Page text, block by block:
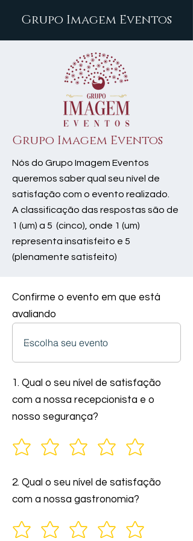
Grupo Imagem Eventos
Grupo Imagem Eventos
Nós do Grupo Imagem Eventos
queremos saber qual seu nível de
satisfação com o evento realizado.
A classificação das respostas são de
1 (um) a 5 (cinco), onde 1 (um)
representa insatisfeito e 5
(plenamente satisfeito)
Confirme o evento em que está
avaliando
1. Qual o seu nível de satisfação
com a nossa recepcionista e o
nosso segurança?
2. Qual o seu nível de satisfação
com a nossa gastronomia?